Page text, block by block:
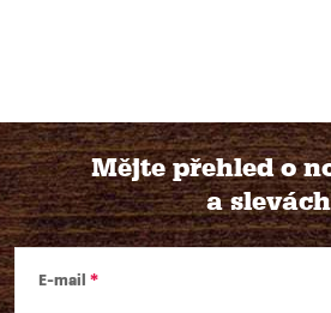
Z
á
Mějte přehled o
a slevách
E-mail